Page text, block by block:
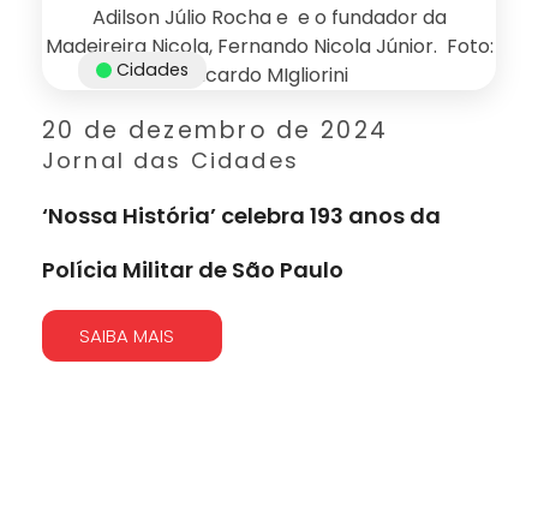
20 de dezembro de 2024
Jornal das Cidades
Cidades
‘Nossa História’ celebra 193 anos da
Polícia Militar de São Paulo
SAIBA MAIS